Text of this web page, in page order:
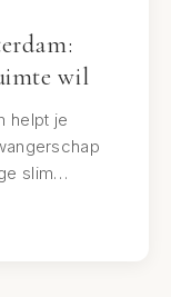
wil
helpt je
slim…